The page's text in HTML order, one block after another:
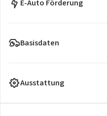
E-Auto Förderung
Basisdaten
Ausstattung